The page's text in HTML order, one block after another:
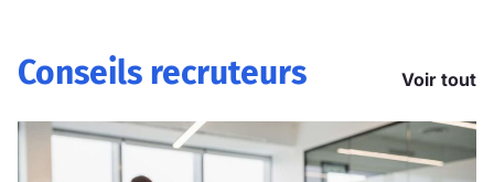
Conseils recruteurs Voir tout